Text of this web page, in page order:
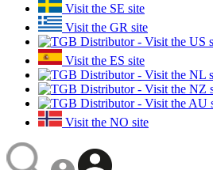
Visit the SE site
Visit the GR site
Visit the ES site
Visit the NO site